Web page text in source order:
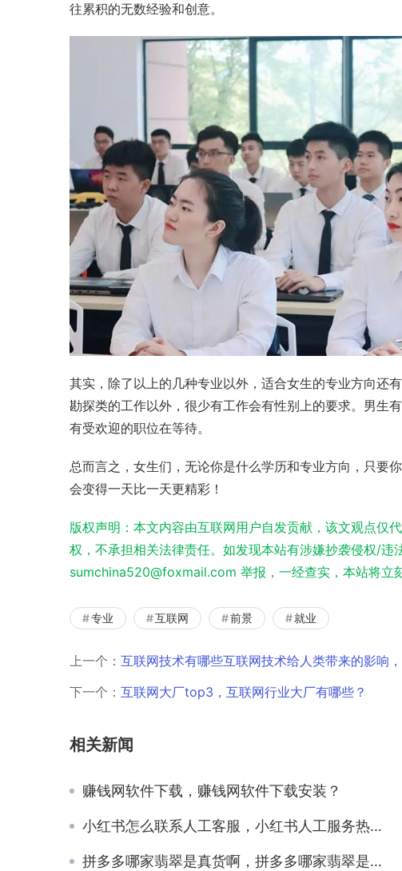
往累积的无数经验和创意。
其实，除了以上的几种专业以外，适合女生的专业方向还
勘探类的工作以外，很少有工作会有性别上的要求。男生
有受欢迎的职位在等待。
总而言之，女生们，无论你是什么学历和专业方向，只要
会变得一天比一天更精彩！
版权声明：本文内容由互联网用户自发贡献，该文观点仅
权，不承担相关法律责任。如发现本站有涉嫌抄袭侵权/违
sumchina520@foxmail.com 举报，一经查实，本站将立
专业 互联网 前景 就业
上一个： 互联网技术有哪些互联网技术给人类带来的影响
下一个： 互联网大厂top3，互联网行业大厂有哪些？
相关新闻
赚钱网软件下载，赚钱网软件下载安装？
小红书怎么联系人工客服，小红书人工服务热线？
拼多多哪家翡翠是真货啊，拼多多哪家翡翠是真货啊知乎？